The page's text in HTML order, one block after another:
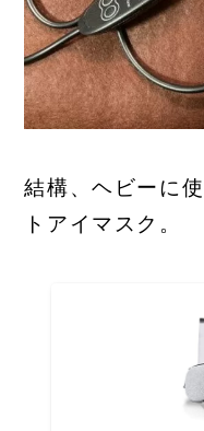
結構、ヘビーに
トアイマスク。